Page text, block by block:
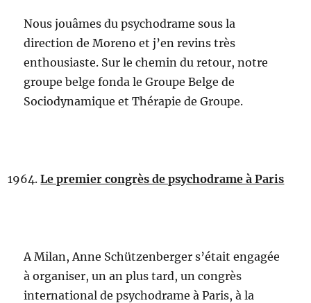
Nous jouâmes du psychodrame sous la
direction de Moreno et j’en revins très
enthousiaste. Sur le chemin du retour, notre
groupe belge fonda le Groupe Belge de
Sociodynamique et Thérapie de Groupe.
Le premier congrès de psychodrame à Paris
A Milan, Anne Schützenberger s’était engagée
à organiser, un an plus tard, un congrès
international de psychodrame à Paris, à la